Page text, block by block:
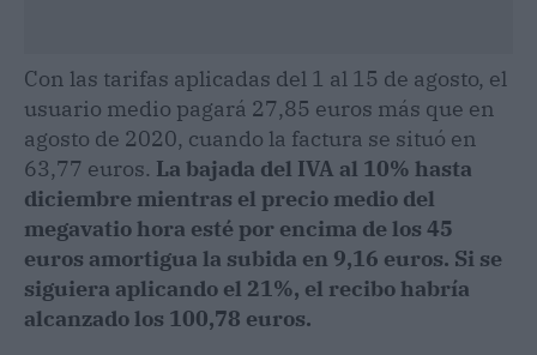
Con las tarifas aplicadas del 1 al 15 de agosto, el
usuario medio pagará 27,85 euros más que en
agosto de 2020, cuando la factura se situó en
63,77 euros. La bajada del IVA al 10% hasta
diciembre mientras el precio medio del
megavatio hora esté por encima de los 45
euros amortigua la subida en 9,16 euros. Si se
siguiera aplicando el 21%, el recibo habría
alcanzado los 100,78 euros.